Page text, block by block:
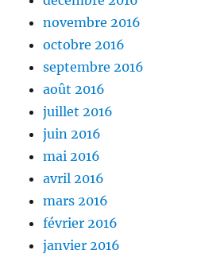
novembre 2016
octobre 2016
septembre 2016
août 2016
juillet 2016
juin 2016
mai 2016
avril 2016
mars 2016
février 2016
janvier 2016